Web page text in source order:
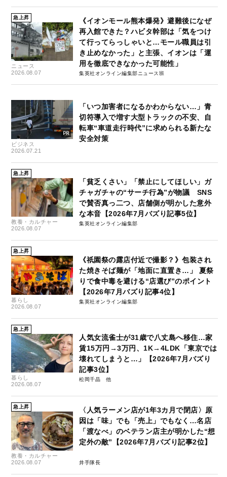
急上昇
ニュース
2026.08.07
《イオンモール熊本爆発》避難後になぜ
再入館できた？ハビタ幹部は「気をつけ
て行ってらっしゃいと…モール職員は引
き止めなかった」と主張、イオンは「運
用を徹底できなかった可能性」
集英社オンライン編集部ニュース班
ビジネス
2026.07.21
「いつ加害者になるかわからない…」青
切符導入で増す大型トラックの不安、自
転車“車道走行時代”に求められる新たな
安全対策
急上昇
教養・カルチャー
2026.08.07
「貧乏くさい」「禁止にしてほしい」ガ
チャガチャの“サーチ行為”が物議 SNS
で賛否真っ二つ、店舗側が明かした意外
な本音【2026年7月バズり記事5位】
集英社オンライン編集部
急上昇
暮らし
2026.08.07
《祇園祭の露店付近で撮影？》包装され
た焼きそば麺が「地面に直置き…」 夏祭
りで食中毒を避ける“店選び”のポイント
【2026年7月バズり記事4位】
集英社オンライン編集部
急上昇
暮らし
2026.08.07
人気女流雀士が31歳で八丈島へ移住…家
賃15万円→3万円、1K→4LDK「東京では
壊れてしまうと…」【2026年7月バズり
記事3位】
松岡千晶
急上昇
教養・カルチャー
2026.08.07
〈人気ラーメン店が1年3カ月で閉店〉原
因は「味」でも「売上」でもなく…名店
「渡なべ」のベテラン店主が明かした“想
定外の敵”【2026年7月バズり記事2位】
井手隊長